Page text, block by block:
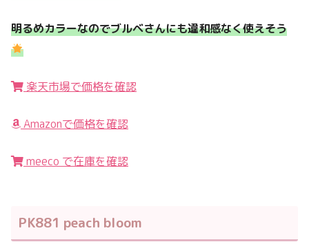
明るめカラーなのでブルベさんにも違和感なく使えそう
楽天市場で価格を確認
Amazonで価格を確認
meeco で在庫を確認
PK881 peach bloom